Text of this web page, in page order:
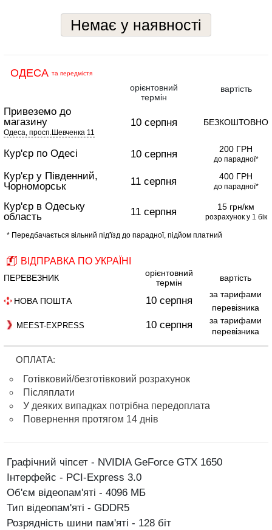
Немає у наявності
ОДЕСА та передмістя
орієнтовний
термін
вартість
Привеземо до
магазину
Одеса, просп.Шевченка 11
Кур'єр по Одесі
Кур'єр у Південний,
Чорноморськ
Кур'єр в Одеську
область
10 серпня
10 серпня
11 серпня
11 серпня
БЕЗКОШТОВНО
200 ГРН
до парадної*
400 ГРН
до парадної*
15 грн/км
розрахунок у 1 бік
* Передбачається вільний під'їзд до парадної, підйом платний
ВІДПРАВКА ПО УКРАЇНІ
ПЕРЕВЕЗНИК
орієнтовний
термін
вартість
НОВА ПОШТА 10 серпня
за тарифами
перевізника
MEEST-EXPRESS 10 серпня
за тарифами
перевізника
ОПЛАТА:
Готівковий/безготівковий розрахунок
Післяплати
У деяких випадках потрібна передоплата
Повернення протягом 14 днів
Графічний чіпсет - NVIDIA GeForce GTX 1650
Інтерфейс - PCI-Express 3.0
Об'єм відеопам'яті - 4096 МБ
Тип відеопам'яті - GDDR5
Розрядність шини пам'яті - 128 біт